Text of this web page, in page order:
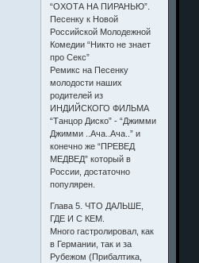
“ОХОТА НА ПИРАНЬЮ”.
Песенку к Новой
Российской Молодежной
Комедии “Никто не знает
про Секс”
Ремикс на Песенку
молодости наших
родителей из
ИНДИЙСКОГО ФИЛЬМА
“Танцор Диско” - “Джимми
Джимми ..Ача..Ача..” и
конечно же “ПРЕВЕД
МЕДВЕД” который в
России, достаточно
популярен.
Глава 5. ЧТО ДАЛЬШЕ,
ГДЕ И С КЕМ.
Много гастролировал, как
в Германии, так и за
Рубежом (Прибалтика,